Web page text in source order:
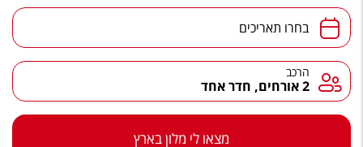
סגנונות טיול
הרגע האחרון
תאריכים בחרו תאריכים
הרכב הרכב
2 אורחים, חדר אחד
מצאו לי מלון בארץ